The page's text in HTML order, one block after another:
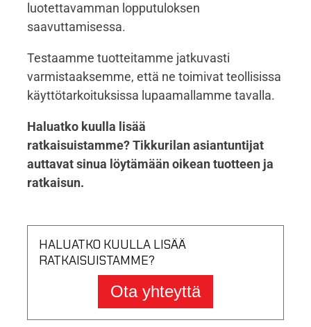
luotettavamman lopputuloksen
saavuttamisessa.
Testaamme tuotteitamme jatkuvasti
varmistaaksemme, että ne toimivat teollisissa
käyttötarkoituksissa lupaamallamme tavalla.
Haluatko kuulla lisää
ratkaisuistamme? Tikkurilan asiantuntijat
auttavat sinua löytämään oikean tuotteen ja
ratkaisun.
HALUATKO KUULLA LISÄÄ
RATKAISUISTAMME?
Ota yhteyttä